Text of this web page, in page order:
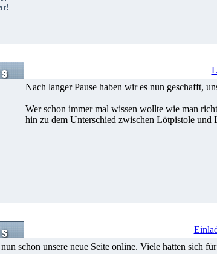
Nach langer Pause haben wir es nun geschafft,
Wer schon immer mal wissen wollte wie man
hin zu dem Unterschied zwischen Lötpistole und
schon unsere neue Seite online. Viele hatten sich